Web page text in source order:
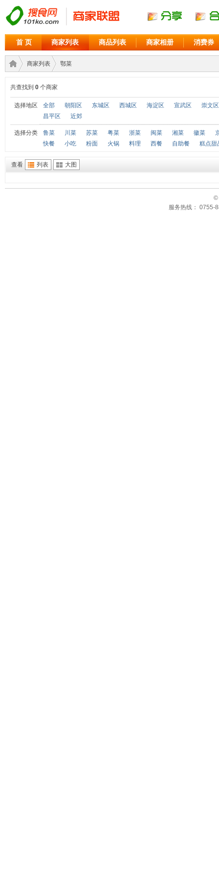
首 页 商家列表 商品列表 商家相册 消费券
商家›
商家列表
›
鄂菜
共查找到 0 个商家
选择地区 全部 朝阳区 东城区 西城区 海淀区 宣武区
崇文区
昌平区
近郊
选择分类 鲁菜 川菜 苏菜 粤菜 浙菜 闽菜 湘菜 徽菜
快餐
小吃 粉面 火锅 料理 西餐 自助餐 糕点甜
查看 列表 大图
©
服务热线： 0755-